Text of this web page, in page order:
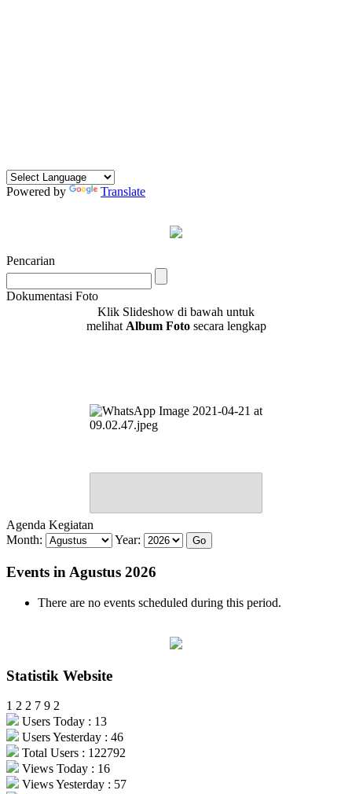
Powered by Translate
Pencarian
Dokumentasi Foto
Klik Slideshow di bawah untuk
melihat Album Fotosecara lengkap
Agenda Kegiatan
Month:
Year:
Events in Agustus 2026
There are no events scheduled during this period.
Statistik Website
1 2 2 7 9 2
Users Today : 13
Users Yesterday : 46
Total Users : 122792
Views Today : 16
Views Yesterday : 57